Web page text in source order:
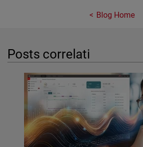
Blog Home
Posts correlati